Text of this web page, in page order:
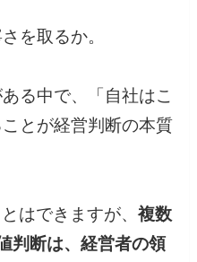
を取るか。
る中で、「自社はこ
とが経営判断の本質
はできますが、複数
判断は、経営者の領